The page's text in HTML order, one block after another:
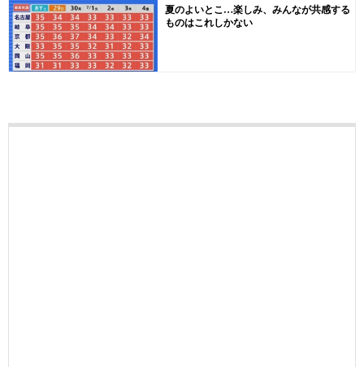
夏のよいとこ…楽しみ、みんなが共感する
ものはこれしかない